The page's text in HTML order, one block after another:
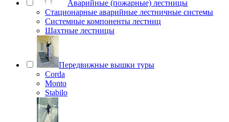
Аварийные (пожарные) лестницы
Стационарные аварийные лестничные системы
Системные компоненты лестниц
Шахтные лестницы
Передвижные вышки туры
Corda
Monto
Stabilo